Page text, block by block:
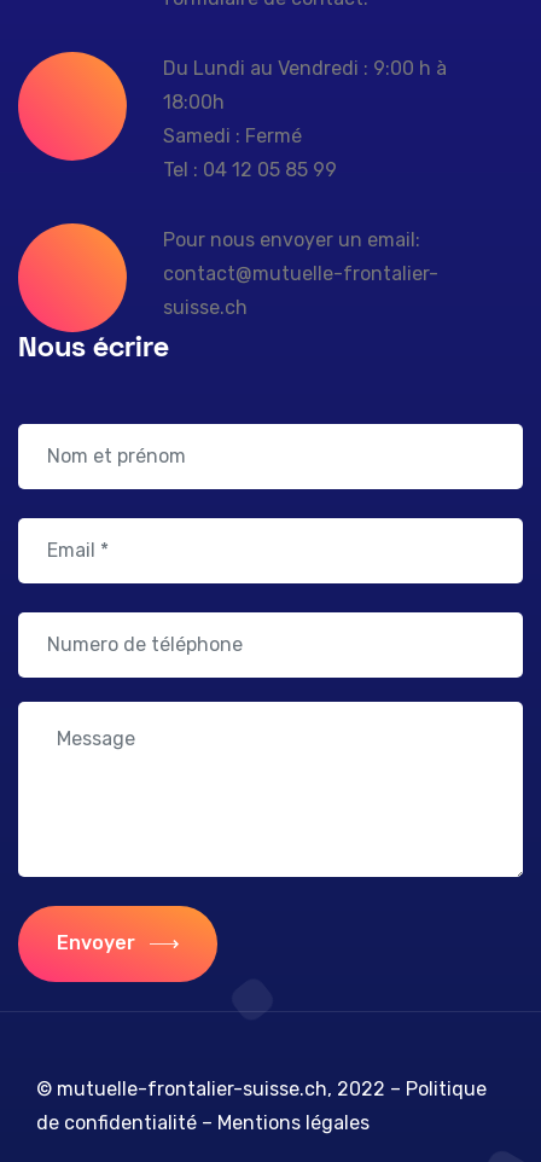
Du Lundi au Vendredi : 9:00 h à
18:00h
Samedi : Fermé
Tel : 04 12 05 85 99
Pour nous envoyer un email:
contact@mutuelle-frontalier-
suisse.ch
Nous écrire
Envoyer
© mutuelle-frontalier-suisse.ch, 2022 – Politique
de confidentialité – Mentions légales